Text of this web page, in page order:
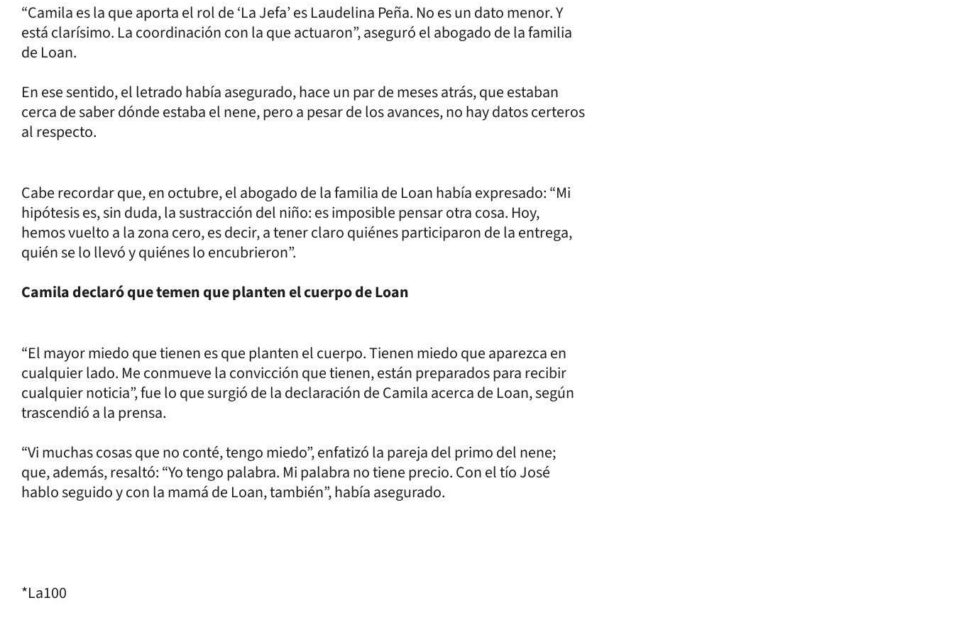
“Camila es la que aporta el rol de ‘La Jefa’ es Laudelina Peña. No es un dato menor. Y
está clarísimo. La coordinación con la que actuaron”, aseguró el abogado de la familia
de Loan.
En ese sentido, el letrado había asegurado, hace un par de meses atrás, que estaban
cerca de saber dónde estaba el nene, pero a pesar de los avances, no hay datos certeros
al respecto.
Cabe recordar que, en octubre, el abogado de la familia de Loan había expresado: “Mi
hipótesis es, sin duda, la sustracción del niño: es imposible pensar otra cosa. Hoy,
hemos vuelto a la zona cero, es decir, a tener claro quiénes participaron de la entrega,
quién se lo llevó y quiénes lo encubrieron”.
Camila declaró que temen que planten el cuerpo de Loan
“El mayor miedo que tienen es que planten el cuerpo. Tienen miedo que aparezca en
cualquier lado. Me conmueve la convicción que tienen, están preparados para recibir
cualquier noticia”, fue lo que surgió de la declaración de Camila acerca de Loan, según
trascendió a la prensa.
“Vi muchas cosas que no conté, tengo miedo”, enfatizó la pareja del primo del nene;
que, además, resaltó: “Yo tengo palabra. Mi palabra no tiene precio. Con el tío José
hablo seguido y con la mamá de Loan, también”, había asegurado.
*La100